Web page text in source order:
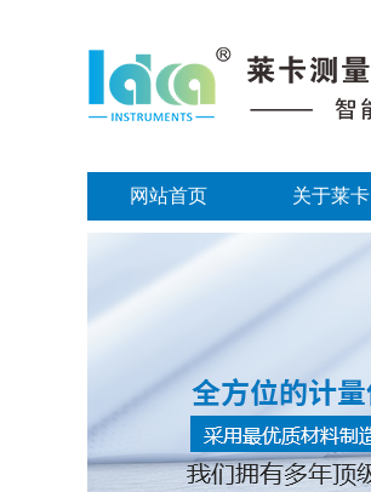
网站首页 关于莱卡